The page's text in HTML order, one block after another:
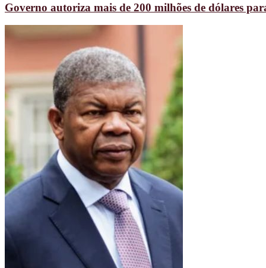
Governo autoriza mais de 200 milhões de dólares